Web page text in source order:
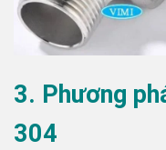
3. Phương
304